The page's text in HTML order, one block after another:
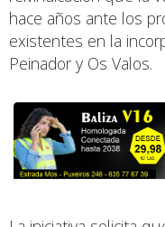
hace años ante los
existentes en la
Peinador y Os Valos.